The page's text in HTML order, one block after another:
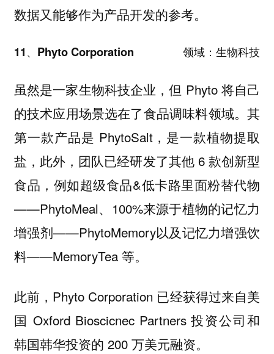
数据又能够作为产品开发的参考。
11、Phyto Corporation 领域：生物科技
虽然是一家生物科技企业，但 Phyto 将自己
的技术应用场景选在了食品调味料领域。其
第一款产品是 PhytoSalt，是一款植物提取
盐，此外，团队已经研发了其他 6 款创新型
食品，例如超级食品&低卡路里面粉替代物
——PhytoMeal、100%来源于植物的记忆力
增强剂——PhytoMemory以及记忆力增强饮
料——MemoryTea 等。
此前，Phyto Corporation 已经获得过来自美
国 Oxford Bioscicnec Partners 投资公司和
韩国韩华投资的 200 万美元融资。